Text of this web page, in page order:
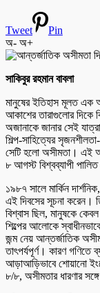
Tweet
Pin
অ- অ+
সাকিবুর রহমান বাবলা
মানুষের ইতিহাস মূলত এক
আকাশের তারাগুলোর দিকে
অজানাকে জানার সেই
শিল্প-সাহিত্যের
সেটি হলো অসীমতা। এই
৮ আগস্ট বিশ্বব্যাপী
১৯৮৭ সালে মার্কিন
এই দিবসের সূচনা করেন।
বিশ্বাস ছিল, মানুষকে কেবল
শিল্পের আলোকে
জন্ম নেয় আন্তর্জাতিক
তাৎপর্যপূর্ণ। কারণ
আড়াআড়িভাবে শোয়ানো
৮/৮, অসীমতার ধারণার